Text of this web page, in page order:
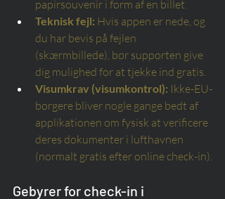
papirsouvenir i form af en billet.
Teknisk fejl: Hvis appen er nede, og
du har bevis på fejlen
(skærmbillede), bør supporten give
dig mulighed for at tjekke ind gratis.
Visumkrav (visumkontrol): Ikke-EU-
borgere bliver nogle gange bedt af
applikationen om fysisk at verificere
deres dokumenter i lufthavnen
(normalt gratis efter online check-in).
Gebyrer for check-in i